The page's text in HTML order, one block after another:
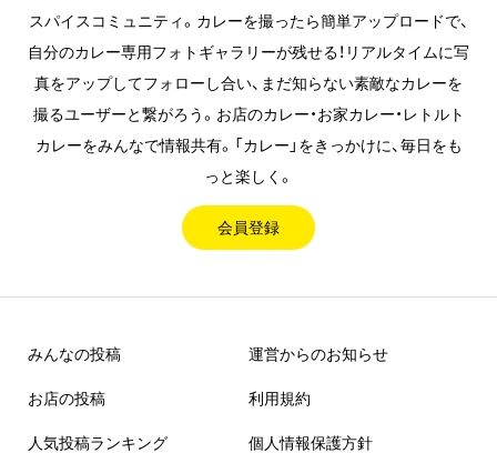
スパイスコミュニティ。カレーを撮ったら簡単アップロードで、
自分のカレー専用フォトギャラリーが残せる！リアルタイムに写
真をアップしてフォローし合い、まだ知らない素敵なカレーを
撮るユーザーと繋がろう。お店のカレー・お家カレー・レトルト
カレーをみんなで情報共有。「カレー」をきっかけに、毎日をも
っと楽しく。
会員登録
みんなの投稿
お店の投稿
人気投稿ランキング
運営からのお知らせ
利用規約
個人情報保護方針